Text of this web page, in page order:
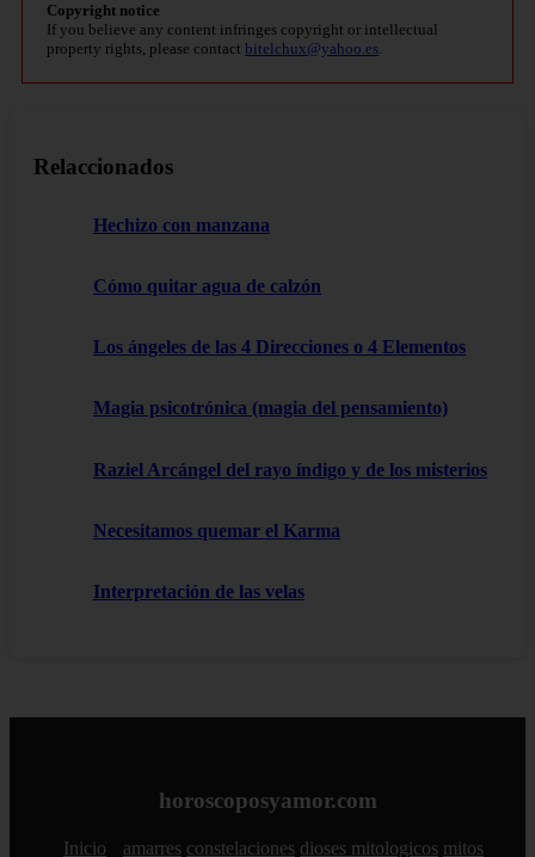
Copyright notice
If you believe any content infringes copyright or intellectual
property rights, please contact bitelchux@yahoo.es.
Relaccionados
Hechizo con manzana
Cómo quitar agua de calzón
Los ángeles de las 4 Direcciones o 4 Elementos
Magia psicotrónica (magia del pensamiento)
Raziel Arcángel del rayo índigo y de los misterios
Necesitamos quemar el Karma
Interpretación de las velas
horoscoposyamor.com
Inicio amarres constelaciones dioses mitologicos mitos